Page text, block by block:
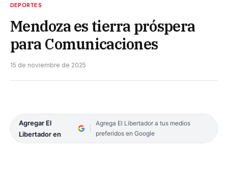
DEPORTES
Mendoza es tierra próspera
para Comunicaciones
15 de noviembre de 2025
Agregar El
Libertador en
Agrega El Libertador a tus medios
preferidos en Google